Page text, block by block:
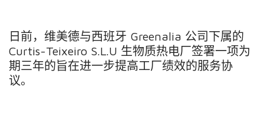
日前，维美德与西班牙 Greenalia 公司下属的
Curtis-Teixeiro S.L.U 生物质热电厂签署一项为
期三年的旨在进一步提高工厂绩效的服务协
议。